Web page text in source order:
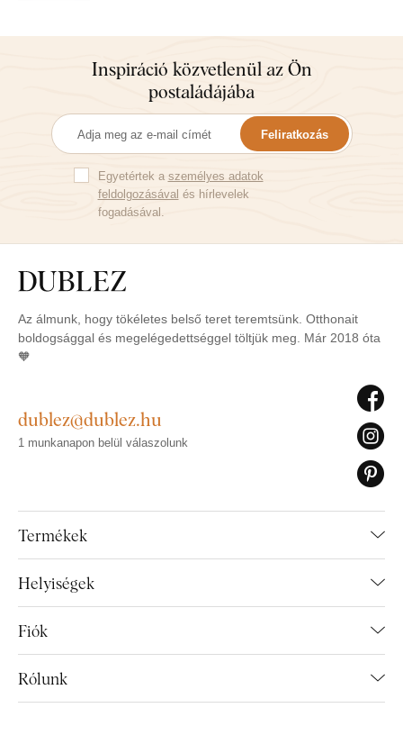
Inspiráció közvetlenül az Ön
postaládájába
Feliratkozás
Egyetértek a személyes adatok
feldolgozásával és hírlevelek
fogadásával.
Az álmunk, hogy tökéletes belső teret teremtsünk. Otthonait
boldogsággal és megelégedettséggel töltjük meg. Már 2018 óta
🧡
Termékek
Helyiségek
Fiók
Rólunk
dublez@dublez.hu
1 munkanapon belül válaszolunk